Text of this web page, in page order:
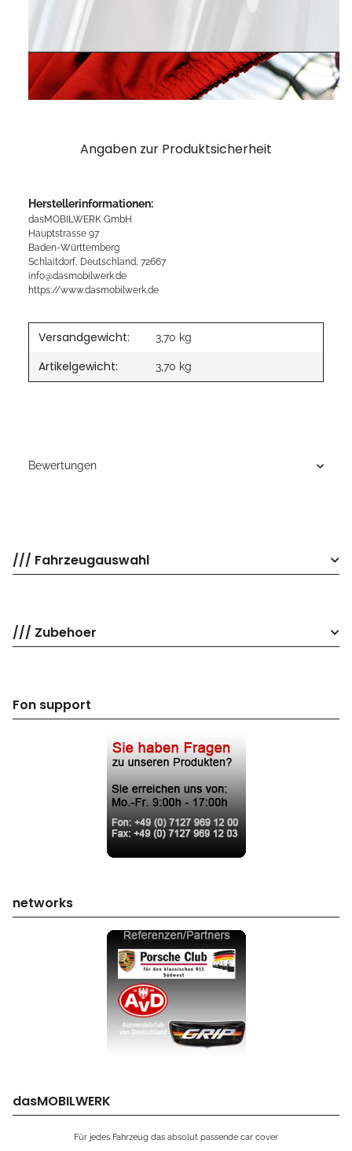
Angaben zur Produktsicherheit
Herstellerinformationen:
dasMOBILWERK GmbH
Hauptstrasse 97
Baden-Württemberg
Schlaitdorf, Deutschland, 72667
info@dasmobilwerk.de
https://www.dasmobilwerk.de
Versandgewicht: 3,70 kg
Artikelgewicht: 3,70 kg
Bewertungen
/// Fahrzeugauswahl
/// Zubehoer
Fon support
networks
dasMOBILWERK
Für jedes Fahrzeug das absolut passende car cover